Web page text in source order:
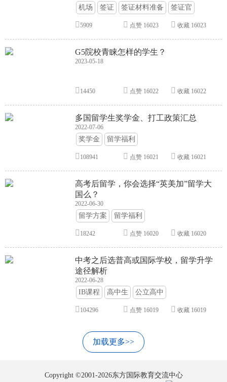
机场 签证 签证材料准备 签证官
签证面试 签证申请攻略
5909 点赞 16023 收藏 16023
G5院校青睐怎样的学生？
2023-05-18
14450 点赞 16022 收藏 16022
多国留学生奖学金、打工政策汇总
2022-07-06
奖学金 留学福利
108941 点赞 16021 收藏 16021
高考后留学，你会选择“英美加”留学大
国么？
2022-06-30
留学方案 留学福利
18242 点赞 16020 收藏 16020
中考之后选普高或国际学校，留学升学
途径解析
2022-06-28
IB课程 高中生 公立高中
104296 点赞 16019 收藏 16019
加载更多>>
Copyright ©2001-2026东方国际教育交流中心